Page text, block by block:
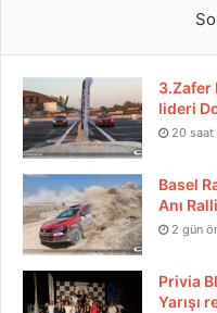
3.Zafer
lideri
20 saat
Basel
Anı
2 gün
Privia
Yarışı